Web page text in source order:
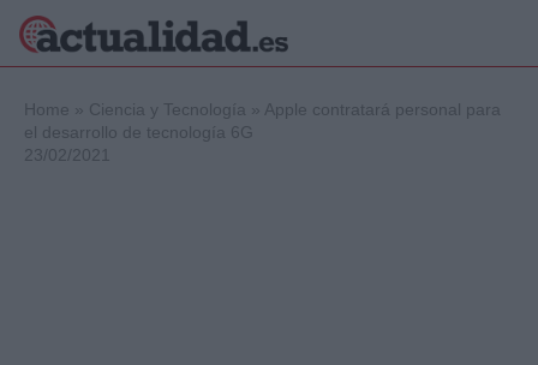
Home » Ciencia y Tecnología » Apple contratará personal para
el desarrollo de tecnología 6G
23/02/2021